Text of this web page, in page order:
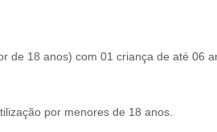
de 18 anos) com 01 criança de até 06
por menores de 18 anos.